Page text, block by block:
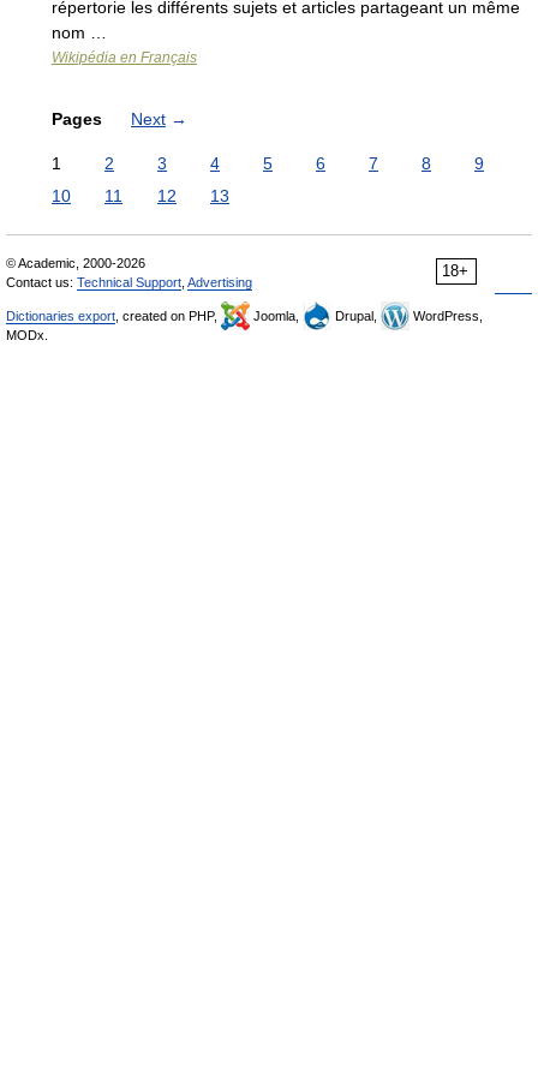
répertorie les différents sujets et articles partageant un même
nom …
Wikipédia en Français
Pages Next →
1 2 3 4 5 6 7 8
9
10
11 12 13
18+
© Academic, 2000-2026
Contact us: Technical Support Advertising
Dictionaries export , created on PHP, Joomla, Drupal,
WordPress,
MODx.